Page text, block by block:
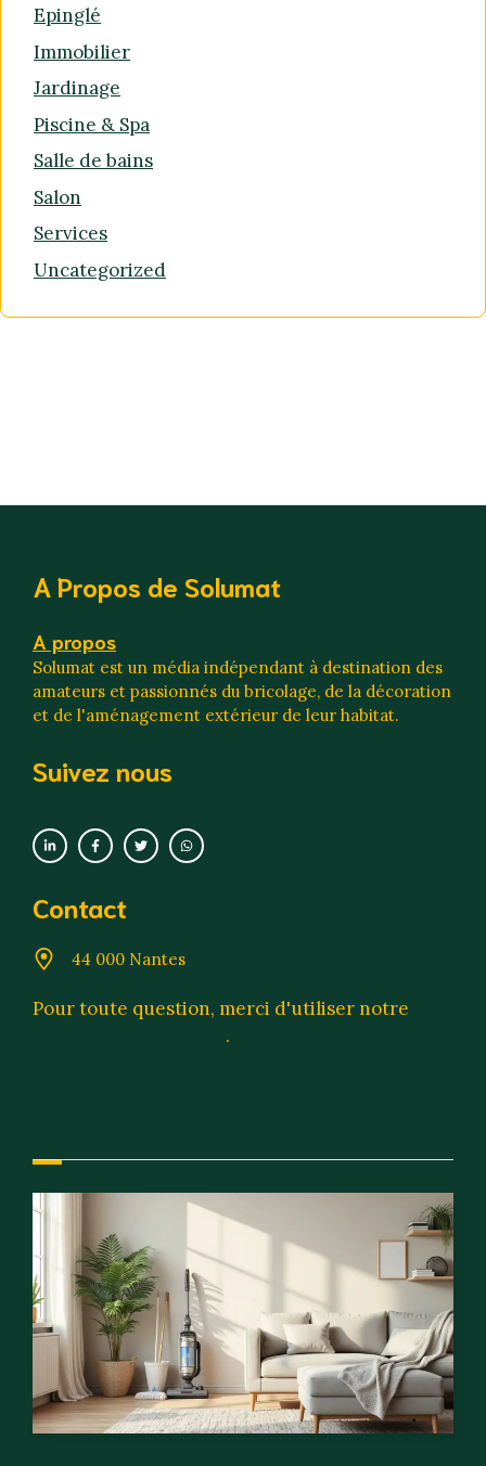
Epinglé
Immobilier
Jardinage
Piscine & Spa
Salle de bains
Salon
Services
Uncategorized
A Propos de Solumat
A propos
Solumat est un média indépendant à destination des
amateurs et passionnés du bricolage, de la décoration
et de l'aménagement extérieur de leur habitat.
Suivez nous
Contact
44 000 Nantes
Pour toute question, merci d'utiliser notre
.